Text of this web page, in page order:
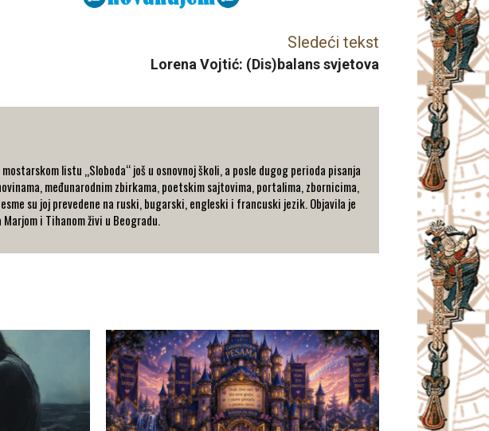
Sledeći tekst
Lorena Vojtić: (Dis)balans svjetova
listu „Sloboda“ još u osnovnoj školi, a posle dugog perioda pisanja
međunarodnim zbirkama, poetskim sajtovima, portalima, zbornicima,
su joj prevedene na ruski, bugarski, engleski i francuski jezik. Objavila je
i Tihanom živi u Beogradu.